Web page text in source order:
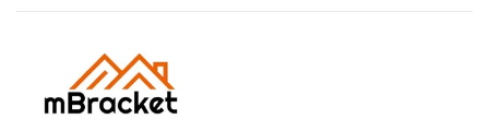
Downloads
Online-Anfrage
Meine Anfragen